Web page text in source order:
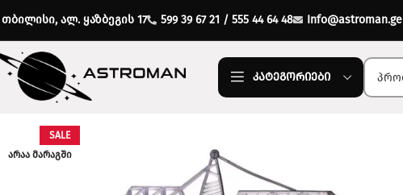
თბილისი, ალ. ყაზბეგის 17 599 39 67 21 / 555 44 64 48 Info@astroman.ge
ᲙᲐᲢᲔᲒᲝᲠᲘᲔᲑᲘ
SALE
ᲐᲠᲐᲐ ᲛᲐᲠᲐᲒᲨᲘ